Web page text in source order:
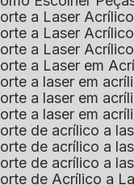
Corte a Laser
Corte a Laser
Corte a Laser
Corte a Laser em
Corte a laser em
Corte a laser em
Corte a laser em
Corte de acrílico a
Corte de acrílico a
Corte de acrílico a
Corte de Acrílico a